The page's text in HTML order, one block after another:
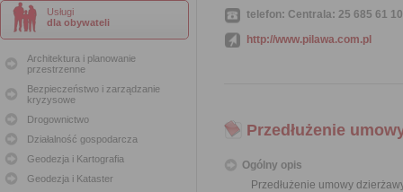
Usługi
dla obywateli
Architektura i planowanie
przestrzenne
Bezpieczeństwo i zarządzanie
kryzysowe
Drogownictwo
Działalność gospodarcza
Geodezja i Kartografia
Geodezja i Kataster
telefon: Centrala: 25 685 61 10
http://www.pilawa.com.pl
Przedłużenie
Ogólny opis
Przedłużenie umowy